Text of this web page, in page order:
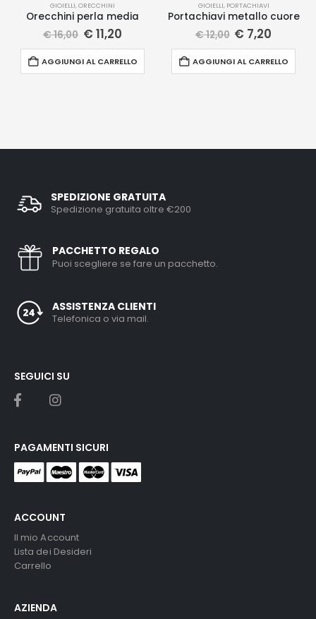
GIOIELLI,ORECCHINI
Orecchini perla media
€16,00 € 11,20
AGGIUNGI AL CARRELLO
GIOIELLI, PORTACHIAVI
Portachiavi metallo cuore
€12,00 € 7,20
AGGIUNGI AL CARRELLO
SPEDIZIONE GRATUITA
Spedizione gratuita oltre €200
PACCHETTO REGALO
Puoi scegliere se fare un pacchetto.
ASSISTENZA CLIENTI
Telefonica o via mail.
ACCOUNT
Il mio Account
Lista dei Desideri
Carrello
AZIENDA
SEGUICI SU
PAGAMENTI SICURI